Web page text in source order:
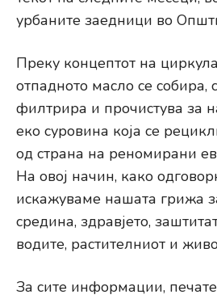
урбаните заедници во
Преку концептот на
отпадното масло се собира,
филтрира и прочистува за
еко суровина која се
од страна на реномирани
На овој начин, како
искажуваме нашата грижа
средина, здравјето,
водите, растителниот и
За сите информации,